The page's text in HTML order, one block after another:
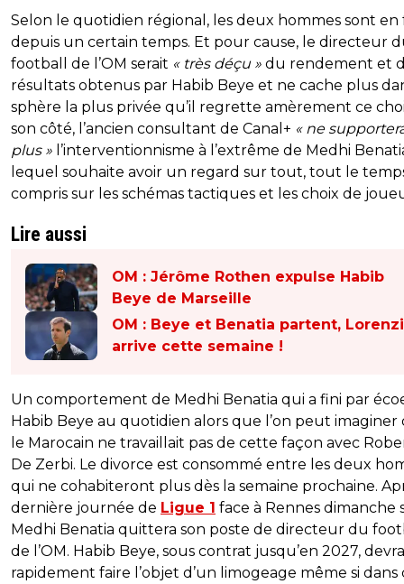
Selon le quotidien régional, les deux hommes sont en
depuis un certain temps. Et pour cause, le directeur
football de l’OM serait « très déçu » du rendement et
résultats obtenus par Habib Beye et ne cache plus
sphère la plus privée qu’il regrette amèrement ce
son côté, l’ancien consultant de Canal+ « ne
plus » l’interventionnisme à l’extrême de Medhi
lequel souhaite avoir un regard sur tout, tout le
compris sur les schémas tactiques et les choix de
Lire aussi
OM : Jérôme Rothen expulse Habib
Beye de Marseille
OM : Beye et Benatia partent, Lorenzi
arrive cette semaine !
Un comportement de Medhi Benatia qui a fini par
Habib Beye au quotidien alors que l’on peut imaginer
le Marocain ne travaillait pas de cette façon avec
De Zerbi. Le divorce est consommé entre les deux
qui ne cohabiteront plus dès la semaine prochaine.
dernière journée de Ligue 1 face à Rennes dimanche
Medhi Benatia quittera son poste de directeur du
de l’OM. Habib Beye, sous contrat jusqu’en 2027,
rapidement faire l’objet d’un limogeage même si dans